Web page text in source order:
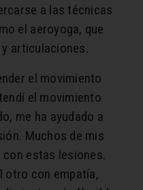
a las técnicas
el aeroyoga, que
articulaciones.
el movimiento
el movimiento
me ha ayudado a
Muchos de mis
estas lesiones.
otro con empatía,